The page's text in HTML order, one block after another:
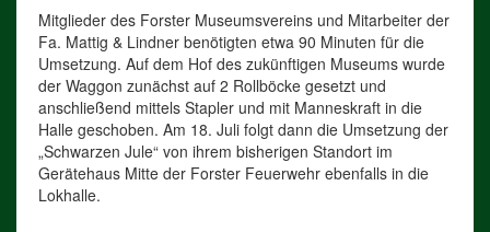
Mitglieder des Forster Museumsvereins und Mitarbeiter der
Fa. Mattig & Lindner benötigten etwa 90 Minuten für die
Umsetzung. Auf dem Hof des zukünftigen Museums wurde
der Waggon zunächst auf 2 Rollböcke gesetzt und
anschließend mittels Stapler und mit Manneskraft in die
Halle geschoben. Am 18. Juli folgt dann die Umsetzung der
„Schwarzen Jule“ von ihrem bisherigen Standort im
Gerätehaus Mitte der Forster Feuerwehr ebenfalls in die
Lokhalle.